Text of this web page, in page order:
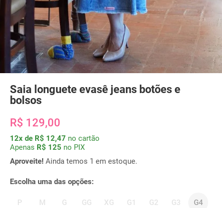
Saia longuete evasê jeans botões e
bolsos
R$ 129,00
12x de R$ 12,47 no cartão
Apenas R$ 125 no PIX
Aproveite! Ainda temos 1 em estoque.
Escolha uma das opções:
P M G GG XG G1 G2 G3 G4